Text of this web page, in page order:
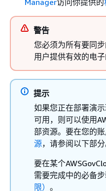
Manager访问你提供的
警告
您必须为所有要同
用户提供有效的电子
提示
如果您正在部署演
可用，则可以使用
部资源。要在您的
源，请参阅以下部分
要在某个
需要完成中的必备
限） 。